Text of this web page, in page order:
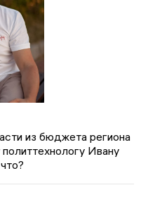
из бюджета региона
Ивану